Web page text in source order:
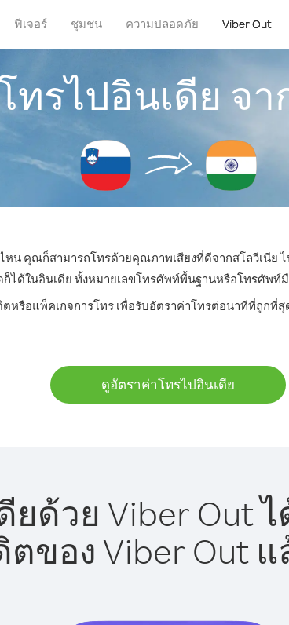
ฟีเจอร์ ชุมชน ความปลอดภัย Viber Out
ทรไปอินเดีย จา
น คุณก็สามารถโทรด้วยคุณภาพเสียงที่ดีจากสโลวีเนีย ไ
ได้ในอินเดีย ทั้งหมายเลขโทรศัพท์พื้นฐานหรือโทรศัพท์
หรือแพ็คเกจการโทร เพื่อรับอัตราค่าโทรต่อนาทีที่ถูกที่
ดูอัตราค่าโทรไปอินเดีย
ยด้วย Viber Out
ของ Viber Out